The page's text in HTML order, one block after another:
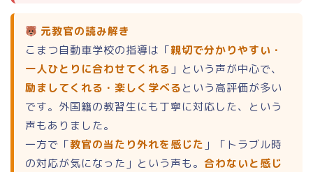
元教官の読み解き
こまつ自動車学校の指導は「親切で分かりやすい・
一人ひとりに合わせてくれる 」という声が中心で、
励ましてくれる・楽しく学べるという高評価が多い
です。外国籍の教習生にも丁寧に対応した、という
声もありました。
一方で「教官の当たり外れを感じた 」「トラブル時
の対応が気になった」という声も。 合わないと感じ